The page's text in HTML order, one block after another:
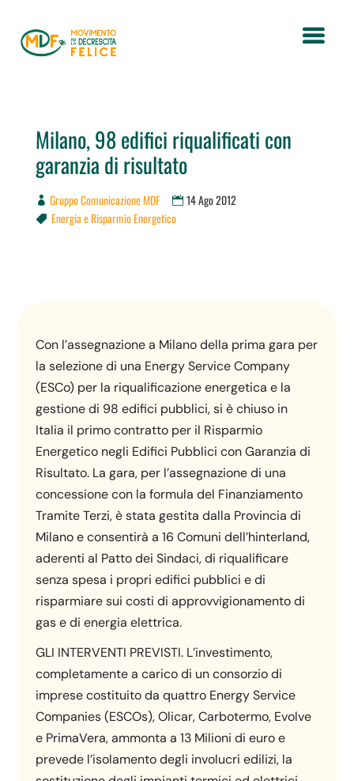
Milano, 98 edifici riqualificati con
garanzia di risultato
Gruppo Comunicazione MDF 14 Ago 2012
 Energia e Risparmio Energetico
Con l’assegnazione a Milano della prima gara per
la selezione di una Energy Service Company
(ESCo) per la riqualificazione energetica e la
gestione di 98 edifici pubblici, si è chiuso in
Italia il primo contratto per il Risparmio
Energetico negli Edifici Pubblici con Garanzia di
Risultato. La gara, per l’assegnazione di una
concessione con la formula del Finanziamento
Tramite Terzi, è stata gestita dalla Provincia di
Milano e consentirà a 16 Comuni dell’hinterland,
aderenti al Patto dei Sindaci, di riqualificare
senza spesa i propri edifici pubblici e di
risparmiare sui costi di approvvigionamento di
gas e di energia elettrica.
GLI INTERVENTI PREVISTI. L’investimento,
completamente a carico di un consorzio di
imprese costituito da quattro Energy Service
Companies (ESCOs), Olicar, Carbotermo, Evolve
e PrimaVera, ammonta a 13 Milioni di euro e
prevede l’isolamento degli involucri edilizi, la